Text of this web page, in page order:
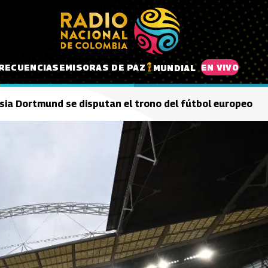
EMISORAS DE PAZ MUNDIAL EN VIVO
Dortmund se disputan el trono del fútbol europeo